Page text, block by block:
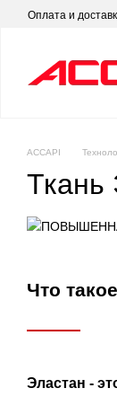
Перейти к
Оплата и
ACCAPI
Ткань
Что
Эластан -